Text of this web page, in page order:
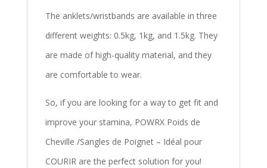
The anklets/wristbands are available in three
different weights: 0.5kg, 1kg, and 1.5kg. They
are made of high-quality material, and they
are comfortable to wear.
So, if you are looking for a way to get fit and
improve your stamina, POWRX Poids de
Cheville /Sangles de Poignet – Idéal pour
COURIR are the perfect solution for you!